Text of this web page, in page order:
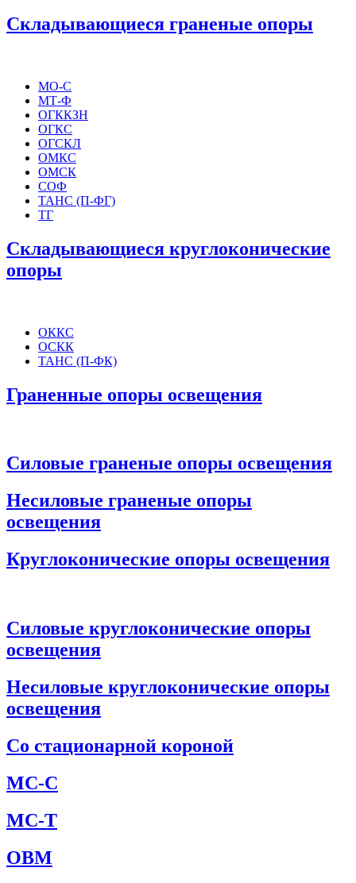
Складывающиеся граненые опоры
МО-С
МТ-Ф
ОГККЗН
ОГКС
ОГСКЛ
ОМКС
ОМСК
СОФ
ТАНС (П-ФГ)
ТГ
Складывающиеся круглоконические
опоры
ОККС
ОСКК
ТАНС (П-ФК)
Граненные опоры освещения
Силовые граненые опоры освещения
Несиловые граненые опоры
освещения
Круглоконические опоры освещения
Силовые круглоконические опоры
освещения
Несиловые круглоконические опоры
освещения
Со стационарной короной
МС-С
МС-Т
ОВМ